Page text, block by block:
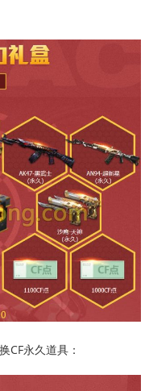
CF永久道具：